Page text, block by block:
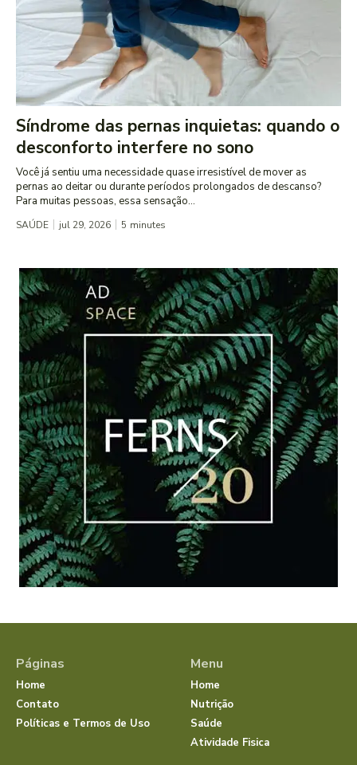
Síndrome das pernas inquietas: quando o
desconforto interfere no sono
Você já sentiu uma necessidade quase irresistível de mover as
pernas ao deitar ou durante períodos prolongados de descanso?
Para muitas pessoas, essa sensação...
SAÚDE jul 29, 2026 5 minutes
Páginas
Home
Contato
Políticas e Termos de Uso
Menu
Home
Nutrição
Saúde
Atividade Fisica